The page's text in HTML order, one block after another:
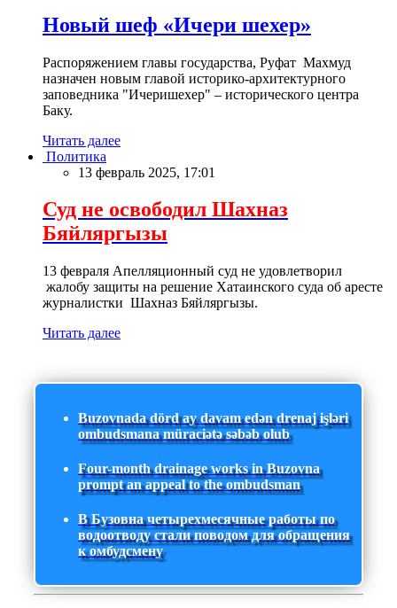
Новый шеф «Ичери шехер»
Распоряжением главы государства, Руфат Махмуд
назначен новым главой историко-архитектурного
заповедника "Ичеришехер" – исторического центра
Баку.
Читать далее
Политика
13 февраль 2025, 17:01
Суд не освободил Шахназ
Бяйляргызы
13 февраля Апелляционный суд не удовлетворил
жалобу защиты на решение Хатаинского суда об аресте
журналистки Шахназ Бяйляргызы.
Читать далее
Buzovnada dörd ay davam edən drenaj işləri
ombudsmana müraciətə səbəb olub
Four-month drainage works in Buzovna
prompt an appeal to the ombudsman
В Бузовна четырехмесячные работы по
водоотводу стали поводом для обращения
к омбудсмену